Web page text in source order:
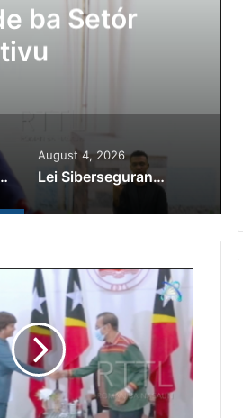
ba Setór
Minerais no Setór Produtivu
August 4, 2026
Lei Siberseguransa Ajuda Autoridade Polisiál Kaptura Autór Kriminozu ho Paradeiru Iha Estranjeiru